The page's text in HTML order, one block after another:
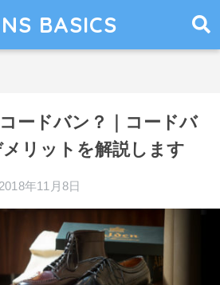
BASICS
ードバン？｜コードバ
リットを解説します
2018年11月8日